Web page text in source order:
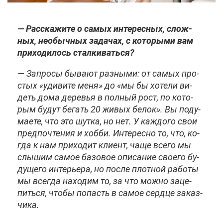
— Рас­ска­жи­те о са­мых ин­те­рес­ных, слож­
ных, необыч­ных за­да­чах, с ко­то­ры­ми вам
при­хо­ди­лось стал­ки­вать­ся?
— За­про­сы бы­ва­ют раз­ны­ми: от са­мых про­
стых «уди­ви­те ме­ня» до «мы бы хо­те­ли ви­
деть до­ма де­ре­вья в пол­ный рост, по ко­то­
рым бу­дут бе­гать 20 жи­вых бе­лок». Вы по­ду­
ма­е­те, что это шут­ка, но нет. У каж­до­го свои
пред­по­чте­ния и хоб­би. Ин­те­рес­но то, что, ко­
гда к нам при­хо­дит кли­ент, ча­ще все­го мы
слы­шим са­мое ба­зо­вое опи­са­ние сво­е­го бу­
ду­ще­го ин­те­рье­ра, но по­сле плот­ной ра­бо­ты
мы все­гда на­хо­дим то, за что мож­но за­це­
пить­ся, что­бы по­пасть в са­мое серд­це за­каз­
чи­ка.